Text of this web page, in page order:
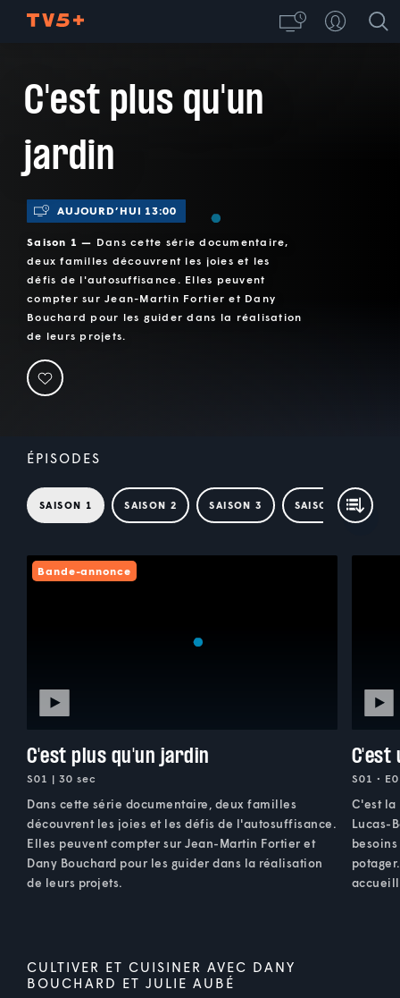
C'est plus qu'un
jardin
AUJOURD’HUI 13:00
Saison 1 — Dans cette série documentaire,
deux familles découvrent les joies et les
défis de l'autosuffisance. Elles peuvent
compter sur Jean-Martin Fortier et Dany
Bouchard pour les guider dans la réalisation
de leurs projets.
ÉPISODES
SAISON 1 SAISON 2 SAISON 3 SAISON 4
Bande-annonce
C'est plus qu'un jardin
S01 | 30 sec
Dans cette série documentaire, deux familles
découvrent les joies et les défis de l'autosuffisance.
Elles peuvent compter sur Jean-Martin Fortier et
Dany Bouchard pour les guider dans la réalisation
de leurs projets.
C'est
S01 •
C'est la
Lucas-
CULTIVER ET CUISINER AVEC DANY
BOUCHARD ET JULIE AUBÉ